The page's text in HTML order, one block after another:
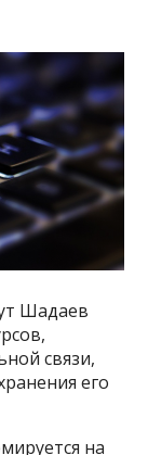
Шадаев
связи,
его
на